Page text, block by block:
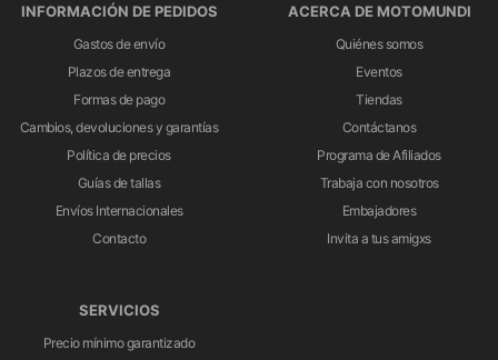
INFORMACIÓN DE PEDIDOS
Gastos de envío
Plazos de entrega
Formas de pago
Cambios, devoluciones y garantías
Política de precios
Guías de tallas
Envíos Internacionales
Contacto
ACERCA DE MOTOMUNDI
Quiénes somos
Eventos
Tiendas
Contáctanos
Programa de Afiliados
Trabaja con nosotros
Embajadores
Invita a tus amigxs
SERVICIOS
Precio mínimo garantizado